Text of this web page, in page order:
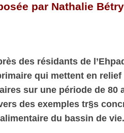
par Nathalie Bétry
des résidants de
qui mettent en relief
sur une période de 80
des exemples tr§s
du bassin de vie.